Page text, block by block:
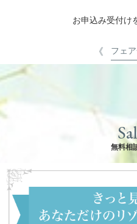
お申込み受付け
フェ
無料相